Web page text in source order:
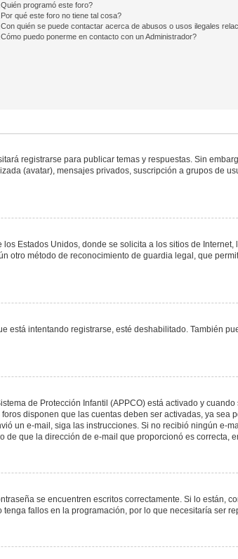
programó este foro?
qué este foro no tiene tal cosa?
quién se puede contactar acerca de abusos o usos ilegales
puedo ponerme en contacto con un Administrador?
registrarse para publicar temas y respuestas. Sin
(avatar), mensajes privados, suscripción a grupos de
Estados Unidos, donde se solicita a los sitios de
otro método de reconocimiento de guardia legal, que
intentando registrarse, esté deshabilitado. También
de Protección Infantil (APPCO) está activado y
disponen que las cuentas deben ser activadas, ya sea
un e-mail, siga las instrucciones. Si no recibió ningún e-
que la dirección de e-mail que proporcionó es correcta,
se encuentren escritos correctamente. Si lo están,
fallos en la programación, por lo que necesitaría ser